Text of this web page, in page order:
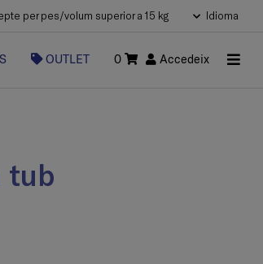
per pes/volum superior a 15 kg Idioma
OUTLET 0 Accedeix